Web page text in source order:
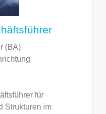
(BA)
für
Strukturen im